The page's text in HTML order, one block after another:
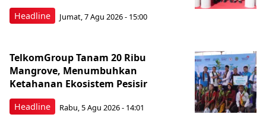
Headline Jumat, 7 Agu 2026 - 15:00
Headline
TelkomGroup Tanam 20 Ribu
Mangrove, Menumbuhkan
Ketahanan Ekosistem Pesisir
Rabu, 5 Agu 2026 - 14:01